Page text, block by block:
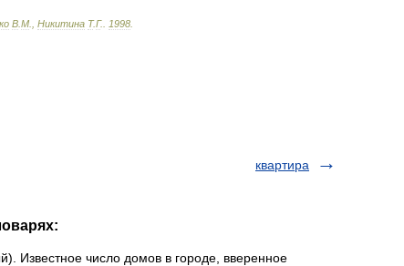
В М Никитина Т.Г. 1998
квартира
Известное число домов в городе, вверенное